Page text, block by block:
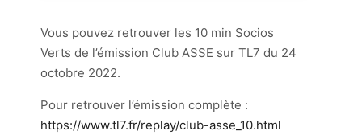
Vous pouvez retrouver les 10 min Socios
Verts de l’émission Club ASSE sur TL7 du 24
octobre 2022.
Pour retrouver l’émission complète :
https://www.tl7.fr/replay/club-asse_10.html